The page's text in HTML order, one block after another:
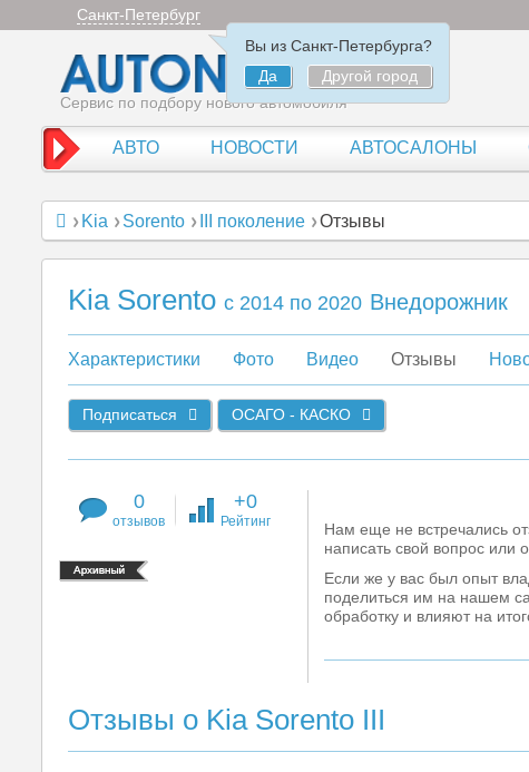
Санкт-Петербург
Вы из Санкт-Петербурга?
Да
Другой город
Сервис по подбору нового автомобиля
АВТО НОВОСТИ АВТОСАЛОНЫ
Kia Sorento III поколение Отзывы
Kia Sorento c 2014 по 2020 Внедорожник
Характеристики Фото Видео Отзывы
Подписаться ОСАГО - КАСКО
0
отзывов
+0
Рейтинг
Нам еще не встречались
написать свой вопрос или
Если же у вас был опыт
поделиться им на нашем
обработку и влияют на
Отзывы о Kia Sorento III